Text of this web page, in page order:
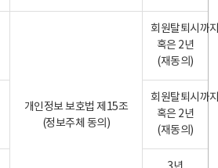
개인정보 보호법 제15조
(정보주체 동의)
회원탈퇴시까
혹은 2년
(재동의)
회원탈퇴시까
혹은 2년
(재동의)